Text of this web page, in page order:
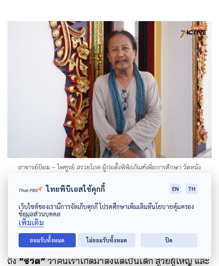
อาจารย์ป้อม – ไพฑูรย์ สรวยโภค ผู้ก่อตั้งพิพิธภัณฑ์เพื่อการศึกษา วัดหนัง
อย่างที่วัดหนังแม้จะไม่ได้มีภาพจิตรกรรมอย่างทศชาติ
เล่าเรื่อง แต่จะมีลวดลาย“ดอกไม้ร่วง”ที่สื่อความหมาย
ถึง“ชีวิต”ว่าคนเราเกิดมาตั้งแต่เป็นเด็ก สู่วัยผู้ใหญ่ และ
ไทยพีบีเอสใช้คุกกี้ EN TH
เว็บไซต์ของเรามีการจัดเก็บคุกกี้ โปรดศึกษาเพิ่มเติมที่นโยบายคุ้มครอง
ข้อมูลส่วนบุคคล
เพิ่มเติม
ยอมรับทั้งหมด ไม่ยอมรับทั้งหมด ปิด